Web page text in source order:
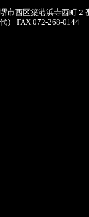
市西区築港浜寺西町２
） FAX 072-268-0144